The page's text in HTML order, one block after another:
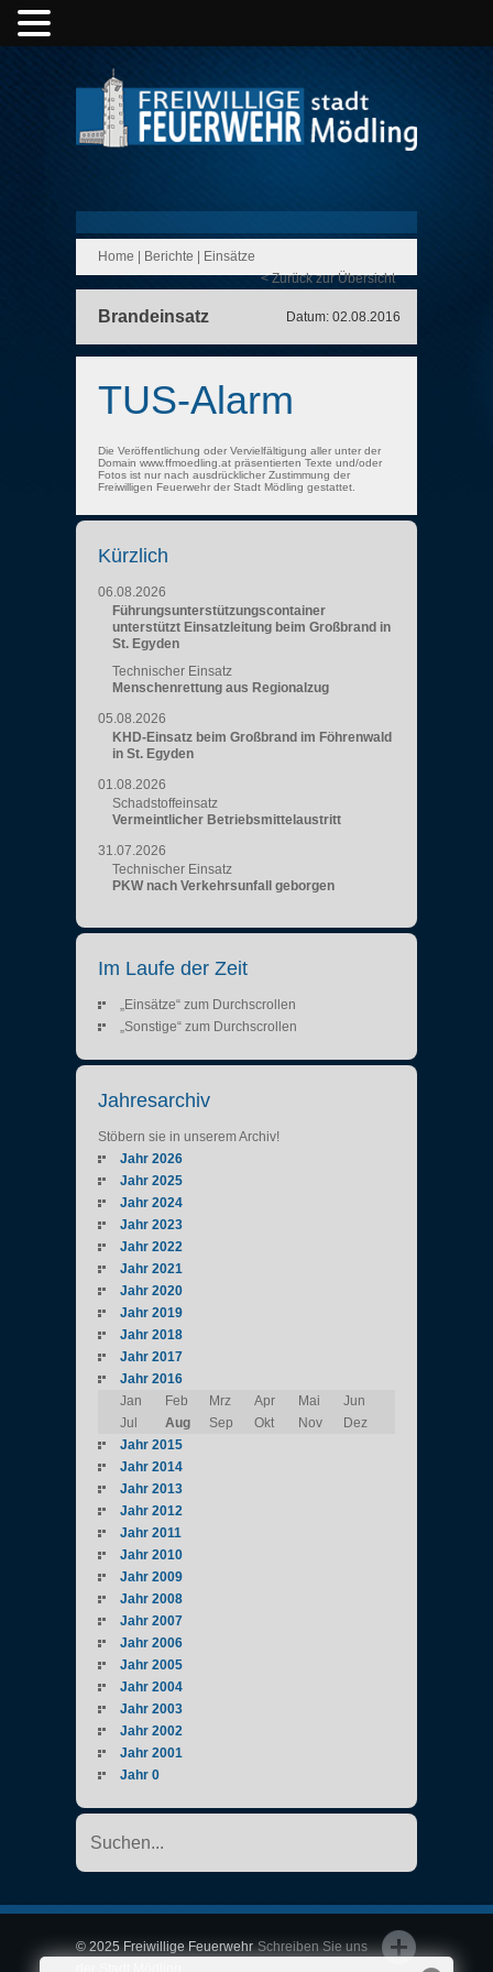
Home Berichte
Einsätze
< Zurück zur Übersicht
Brandeinsatz Datum: 02.08.2016
TUS-Alarm
Die Veröffentlichung oder Vervielfältigung aller unter der
Domain www.ffmoedling.at präsentierten Texte und/oder
Fotos ist nur nach ausdrücklicher Zustimmung der
Freiwilligen Feuerwehr der Stadt Mödling gestattet.
Kürzlich
06.08.2026
Führungsunterstützungscontainer
unterstützt Einsatzleitung beim Großbrand in
St. Egyden
Technischer Einsatz
Menschenrettung aus Regionalzug
05.08.2026
KHD-Einsatz beim Großbrand im Föhrenwald
in St. Egyden
01.08.2026
Schadstoffeinsatz
Vermeintlicher Betriebsmittelaustritt
31.07.2026
Technischer Einsatz
PKW nach Verkehrsunfall geborgen
Im Laufe der Zeit
„Einsätze“ zum Durchscrollen
„Sonstige“ zum Durchscrollen
Jahresarchiv
Stöbern sie in unserem Archiv!
Jahr 2026
Jahr 2025
Jahr 2024
Jahr 2023
Jahr 2022
Jahr 2021
Jahr 2020
Jahr 2019
Jahr 2018
Jahr 2017
Jahr 2016
Jan
Feb Mrz Apr Mai
Jun
Jul
Aug Sep Okt Nov
Dez
Jahr 2015
Jahr 2014
Jahr 2013
Jahr 2012
Jahr 2011
Jahr 2010
Jahr 2009
Jahr 2008
Jahr 2007
Jahr 2006
Jahr 2005
Jahr 2004
Jahr 2003
Jahr 2002
Jahr 2001
Jahr 0
Schreiben Sie uns
© 2025 Freiwillige Feuerwehr